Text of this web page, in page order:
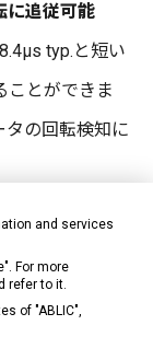
に追従可能
typ.と短い
ことができま
タの回転検知に
and services
For more
refer to it.
of "ABLIC",